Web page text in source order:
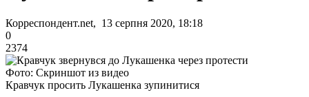
Корреспондент.net, 13 серпня 2020, 18:18
0
2374
Фото: Скриншот из видео
Кравчук просить Лукашенка зупинитися